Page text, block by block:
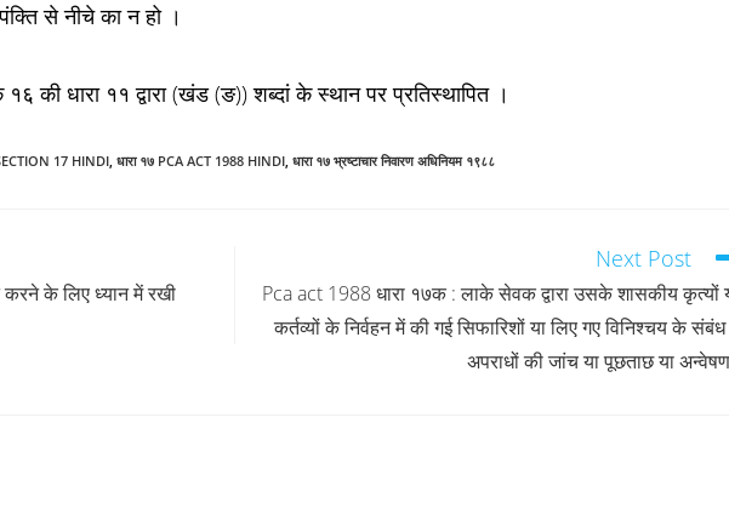
से नीचे का न हो ।
की धारा ११ द्वारा (खंड (ङ)) शब्दां के स्थान पर प्रतिस्थापित ।
17 HINDI, धारा १७ PCA ACT 1988 HINDI, धारा १७ भ्रष्टाचार निवारण अधिनियम १९८८
करने के लिए ध्यान में रखी
Next Post
Pca act 1988 धारा १७क : लाके सेवक द्वारा उसके शासकीय कृत्यों
कर्तव्यों के निर्वहन में की गई सिफारिशों या लिए गए विनिश्चय के
अपराधों की जांच या पूछताछ या